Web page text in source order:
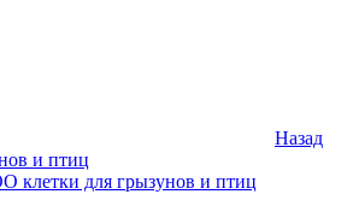
Назад
и птиц
клетки для грызунов и птиц